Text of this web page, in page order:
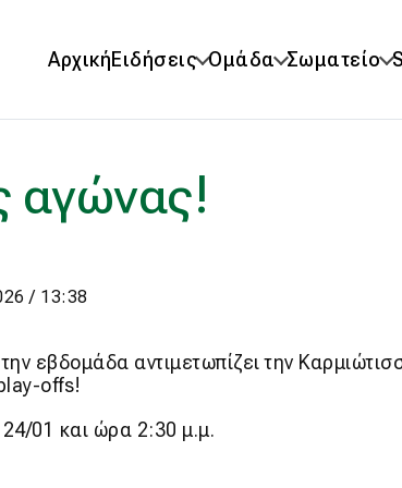
ΑρχικήΕιδήσεις Ομάδα Σωματείο
αγώνας!
/ 13:38
εβδομάδα αντιμετωπίζει την
offs!
01 και ώρα 2:30 μ.μ.